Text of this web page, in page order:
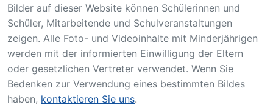
Bilder auf dieser Website können Schülerinnen und
Schüler, Mitarbeitende und Schulveranstaltungen
zeigen. Alle Foto- und Videoinhalte mit Minderjährigen
werden mit der informierten Einwilligung der Eltern
oder gesetzlichen Vertreter verwendet. Wenn Sie
Bedenken zur Verwendung eines bestimmten Bildes
haben, kontaktieren Sie uns.